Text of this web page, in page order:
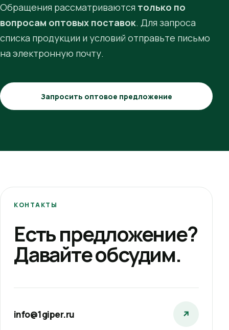
Обращения рассматриваются только по
вопросам оптовых поставок. Для запроса
списка продукции и условий отправьте письмо
на электронную почту.
Запросить оптовое предложение
КОНТАКТЫ
Есть предложение?
Давайте обсудим.
info@1giper.ru ↗